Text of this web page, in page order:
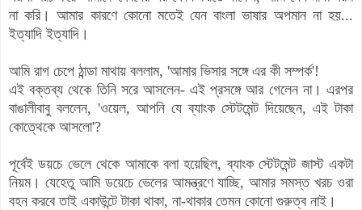
না করি। আমার কারণে কোনো মতেই যেন বাংলা ভাষার অপমান না হয়...
ইত্যাদি ইত্যাদি।
আমি রাগ চেপে ঠান্ডা মাথায় বললাম, 'আমার ভিসার সঙ্গে এর কী সম্পর্ক'!
এই বক্তব্য থেকে তিনি সরে আসলেন- এই প্রসঙ্গে আর গেলেন না। এরপর
বাঙালীবাবু বললেন, 'ওয়েল, আপনি যে ব্যাংক স্টেটমেন্ট দিয়েছেন, এই টাকা
কোত্থেকে আসলো'?
পূর্বেই ডয়চে ভেলে থেকে আমাকে বলা হয়েছিল, ব্যাংক স্টেটমেন্ট জাস্ট একটা
নিয়ম। যেহেতু আমি ডয়েচে ভেলের আমন্ত্রণে যাচ্ছি, আমার সমস্ত খরচ ওরা
বহন করবে তাই একাউন্টে টাকা থাকা, না-থাকার তেমন কোনো গুরুত্ব নাই।